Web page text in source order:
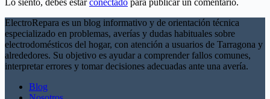
Lo siento, debes estarconectado para publicar un comentario.
ElectroRepara es un blog informativo y de orientación técnica
especializado en problemas, averías y dudas habituales sobre
electrodomésticos del hogar, con atención a usuarios de Tarragona y
alrededores. Su objetivo es ayudar a comprender fallos comunes,
interpretar errores y tomar decisiones adecuadas ante una avería.
Blog